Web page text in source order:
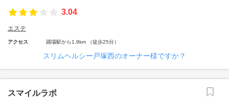
3.04
エステ
アクセス 踊場駅から1.9km （徒歩25分）
スリムヘルシー戸塚西のオーナー様ですか？
スマイルラボ